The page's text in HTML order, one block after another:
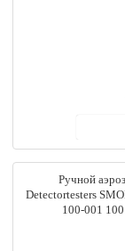
Ручной
Detectortesters
100-001